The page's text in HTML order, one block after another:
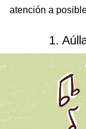
atención a
1.